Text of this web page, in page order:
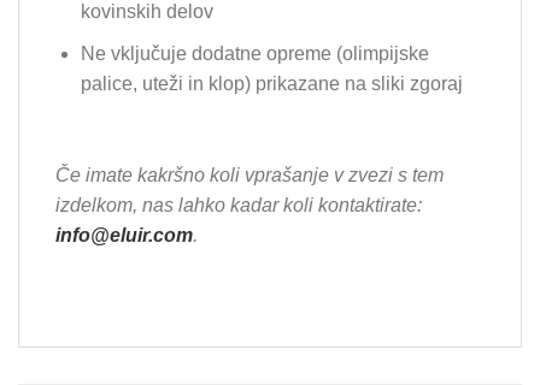
kovinskih delov
Ne vključuje dodatne opreme (olimpijske
palice, uteži in klop) prikazane na sliki zgoraj
Če imate kakršno koli vprašanje v zvezi s tem
izdelkom, nas lahko kadar koli kontaktirate:
info@eluir.com.